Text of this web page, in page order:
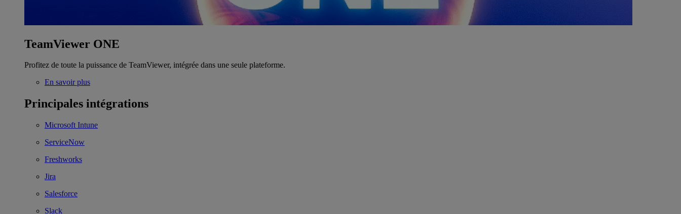
TeamViewer ONE
Profitez de toute la puissance de TeamViewer, intégrée dans une seule plateforme.
En savoir plus
Principales intégrations
Microsoft Intune
ServiceNow
Freshworks
Jira
Salesforce
Slack